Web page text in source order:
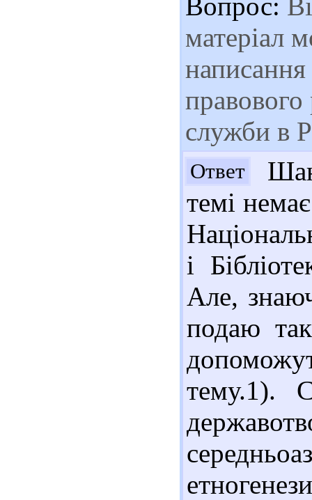
матеріал
служби в
Ответ
темі
і
Але,
подаю
тему.1).